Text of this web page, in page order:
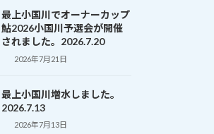
最上小国川でオーナーカップ
鮎2026小国川予選会が開催
されました。2026.7.20
2026年7月21日
最上小国川増水しました。
2026.7.13
2026年7月13日